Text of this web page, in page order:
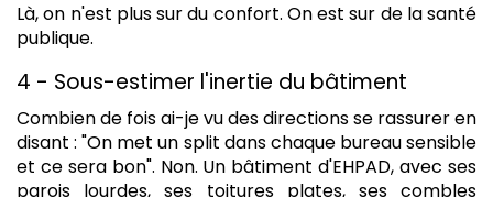
Là, on n'est plus sur du confort. On est sur de la santé
publique.
4 - Sous-estimer l'inertie du bâtiment
Combien de fois ai-je vu des directions se rassurer en
disant : "On met un split dans chaque bureau sensible
et ce sera bon". Non. Un bâtiment d'EHPAD, avec ses
parois lourdes, ses toitures plates, ses combles